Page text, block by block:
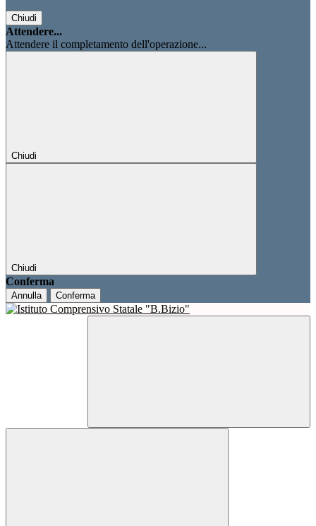
Chiudi
Attendere...
Attendere il completamento dell'operazione...
Chiudi
Chiudi
Conferma
Annulla Conferma